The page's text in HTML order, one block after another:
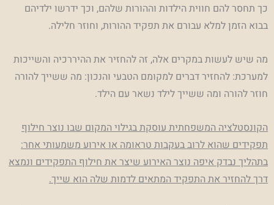
כך תחסר להם חווית הילדות וההורות שלהם, וכך ידרשו ילדיהם
בבוא הזמן למלא עבורם את תפקיד ההורות, וחוזר חלילה.
מה שיש לעשות במקרים אלה, זה להחזיר את ההיררכיה והשייכות
למערכת: להחזיר דברים למקומם הטבעי והנכון: מה ששייך להורה
חוזר להורה ומה ששייך לילד נשאר עם הילד.
הקונסטלציה המשפחתית עוסקת בגילוי המקום שבו נוצר חילוף
תפקידים שהוא לרוב בעקבות טראומה או אירוע משמעותי אחר:
בתהליך נבדק איפה נוצר האירוע שיצר את חילוף התפקידים ונמצא
דרך להחזיר את התפקיד המתאים לדמות שלה הוא שייך.